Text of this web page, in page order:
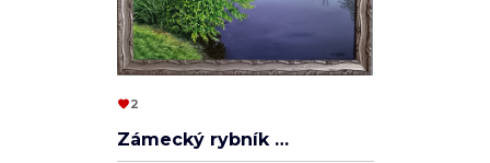
2